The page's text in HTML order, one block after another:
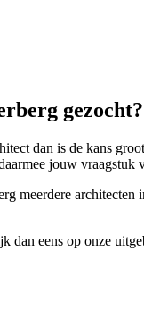
dan is de kans
jouw vraagstuk
meerdere
dan eens op onze